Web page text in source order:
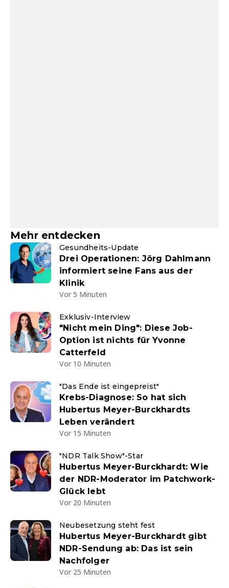
Mehr entdecken
Gesundheits-Update
Drei Operationen: Jörg Dahlmann
informiert seine Fans aus der
Klinik
Vor 5 Minuten
Exklusiv-Interview
"Nicht mein Ding": Diese Job-
Option ist nichts für Yvonne
Catterfeld
Vor 10 Minuten
"Das Ende ist eingepreist"
Krebs-Diagnose: So hat sich
Hubertus Meyer-Burckhardts
Leben verändert
Vor 15 Minuten
"NDR Talk Show"-Star
Hubertus Meyer-Burckhardt: Wie
der NDR-Moderator im Patchwork-
Glück lebt
Vor 20 Minuten
Neubesetzung steht fest
Hubertus Meyer-Burckhardt gibt
NDR-Sendung ab: Das ist sein
Nachfolger
Vor 25 Minuten